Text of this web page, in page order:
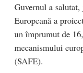
Guvernul a
Europeană a
un împrumut de
mecanismului
(SAFE).